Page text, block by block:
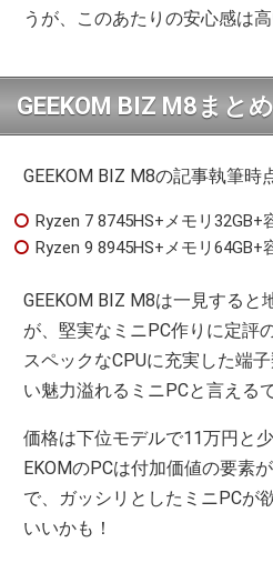
うが、このあたりの安心感は高
GEEKOM BIZ M8まとめ
GEEKOM BIZ M8の記事執筆時
Ryzen 7 8745HS+メモリ32GB+
Ryzen 9 8945HS+メモリ64GB+
GEEKOM BIZ M8は一見する
が、堅実なミニPC作りに定評
スペックなCPUに充実した端
い魅力溢れるミニPCと言える
価格は下位モデルで11万円と
EKOMのPCは付加価値の要素
で、ガッシリとしたミニPCが
いいかも！